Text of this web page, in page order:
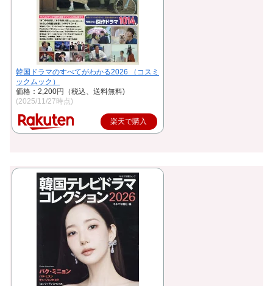
韓国ドラマのすべてがわかる2026 （コスミ
ックムック）
価格：2,200円（税込、送料無料)
(2025/11/27時点)
楽天で購入